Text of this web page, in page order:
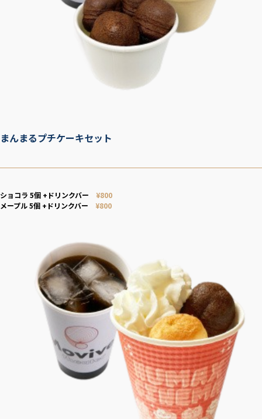
まんまるプチケーキセット
ショコラ 5個 +ドリンクバー ¥800
メープル 5個 +ドリンクバー
¥800